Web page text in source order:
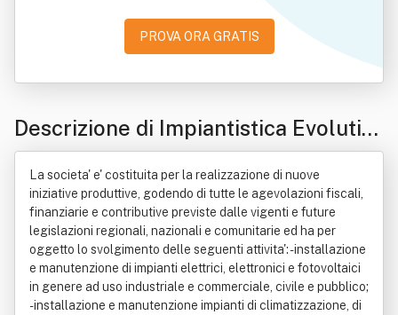
PROVA ORA GRATIS
Descrizione di Impiantistica Evolutio
n Srl
La societa' e' costituita per la realizzazione di nuove
iniziative produttive, godendo di tutte le agevolazioni fiscali,
finanziarie e contributive previste dalle vigenti e future
legislazioni regionali, nazionali e comunitarie ed ha per
oggetto lo svolgimento delle seguenti attivita': - installazione
e manutenzione di impianti elettrici, elettronici e fotovoltaici
in genere ad uso industriale e commerciale, civile e pubblico;
- installazione e manutenzione impianti di climatizzazione, di